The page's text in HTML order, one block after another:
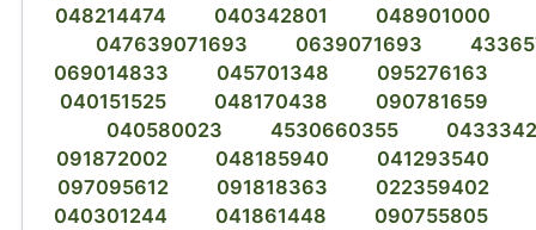
048214474
040342801
048901000
047639071693
0639071693
069014833
045701348
095276163
040151525
048170438 090781659
040580023
4530660355
091872002
048185940
041293540
097095612
091818363
022359402
040301244
041861448 090755805